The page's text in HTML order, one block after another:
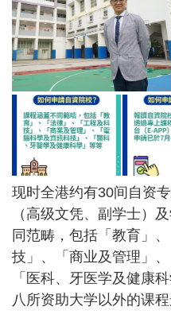
现时全港约有30间自资
（高级文凭、副学士）
同范畴，包括「教育」
技」、「商业及管理」
「医科、牙医学及健康
八所资助大学以外的课程